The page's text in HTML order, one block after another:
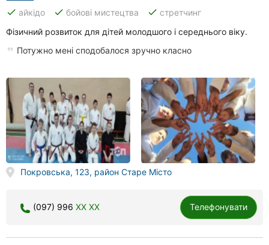
done айкідо done бойові мистецтва done стретчинг
Фізичний розвиток для дітей молодшого і середнього віку.
Потужно мені сподобалося зручно класно
Покровська, 123, район Старе Місто
(097) 996 XX XX Телефонувати